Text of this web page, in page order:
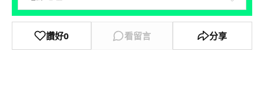
讚好0 看留言 分享